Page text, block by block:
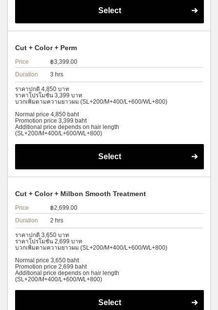
Select
Cut + Color + Perm
Price
฿3,399.00
Duration
3 hrs
ราคาปกติ 4,850 บาท
ราคาโปรโมชั่น 3,399 บาท
บวกเพิ่มตามความยาวผม (SL+200/M+400/L+600/WL+800)
Normal price 4,850 baht
Promotion price 3,399 baht
Additional price depends on hair length
(SL+200/M+400/L+600/WL+800)
Select
Cut + Color + Milbon Smooth Treatment
Price
฿2,699.00
Duration
2 hrs
ราคาปกติ 3,650 บาท
ราคาโปรโมชั่น 2,699 บาท
บวกเพิ่มตามความยาวผม (SL+200/M+400/L+600/WL+800)
Normal price 3,650 baht
Promotion price 2,699 baht
Additional price depends on hair length
(SL+200/M+400/L+600/WL+800)
Select